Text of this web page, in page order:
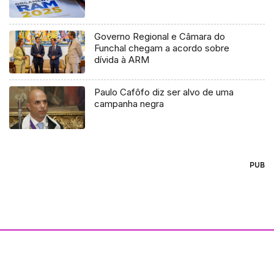
Governo Regional e Câmara do
Funchal chegam a acordo sobre
dívida à ARM
Paulo Cafôfo diz ser alvo de uma
campanha negra
PUB